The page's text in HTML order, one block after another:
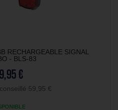
RECHARGEABLE SIGNAL
- BLS-83
€
59,95 €